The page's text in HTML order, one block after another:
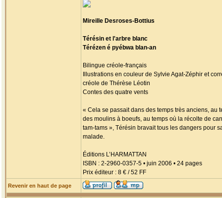
Mireille Desroses-Bottius
Térésin et l'arbre blanc
Térézen é pyébwa blan-an
Bilingue créole-français
Illustrations en couleur de Sylvie Agat-Zéphir et
créole de Thérèse Léotin
Contes des quatre vents
« Cela se passait dans des temps très anciens, au
des moulins à boeufs, au temps où la récolte de
tam-tams », Térésin bravait tous les dangers pour
malade.
Éditions L’HARMATTAN
ISBN : 2-2960-0357-5 • juin 2006 • 24 pages
Prix éditeur : 8 € / 52 FF
Revenir en haut de page